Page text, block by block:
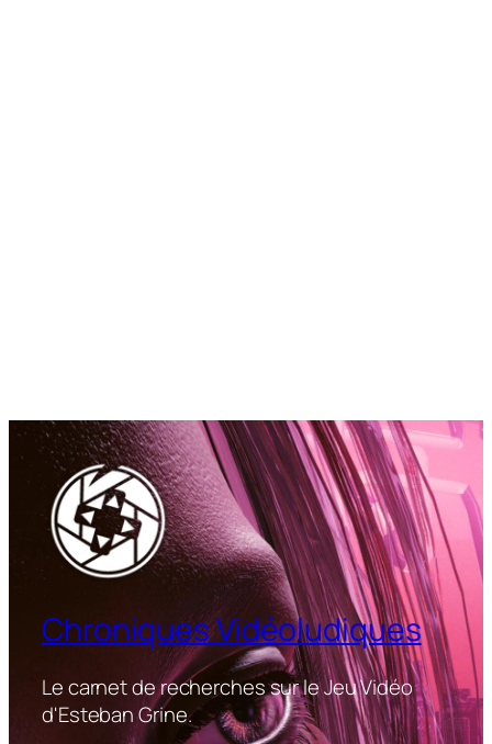
Chroniques Vidéoludiques
Le carnet de recherches sur le Jeu Vidéo
d'Esteban Grine.